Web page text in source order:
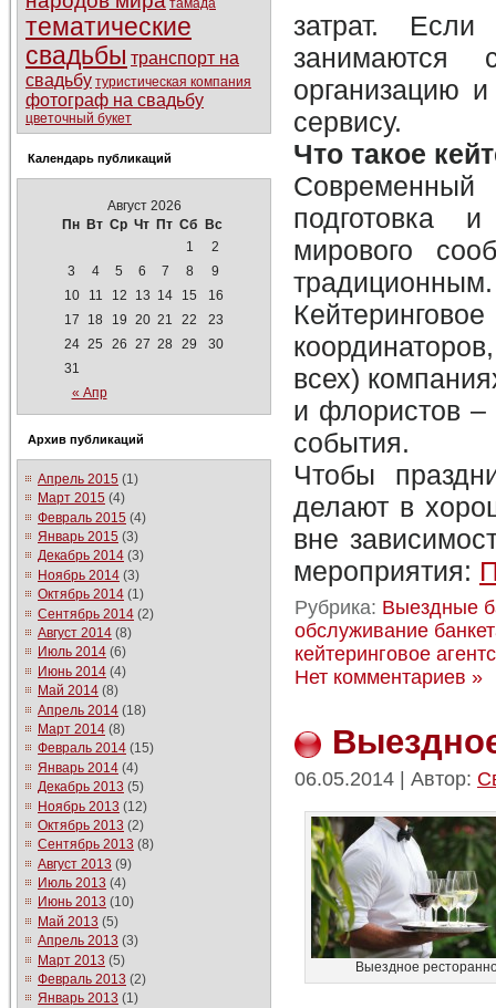
тамада
тематические
свадьбы транспорт на
свадьбу туристическая компания
фотограф на свадьбу
цветочный букет
Календарь публикаций
Август 2026
Пн
Вт Ср Чт Пт Сб Вс
« Апр
1
2
3
4 5 6 7 8
9
10
11 12 13 14 15
16
17
18 19 20 21 22
23
24 25 26 27 28 29
30
31
Архив публикаций
Апрель 2015 (1)
Март 2015 (4)
Февраль 2015 (4)
Январь 2015 (3)
Декабрь 2014 (3)
Ноябрь 2014 (3)
Октябрь 2014 (1)
Сентябрь 2014 (2)
Август 2014 (8)
Июль 2014 (6)
Июнь 2014 (4)
Май 2014 (8)
Апрель 2014 (18)
Март 2014 (8)
Февраль 2014 (15)
Январь 2014 (4)
Декабрь 2013 (5)
Ноябрь 2013 (12)
Октябрь 2013 (2)
Сентябрь 2013 (8)
Август 2013 (9)
Июль 2013 (4)
Июнь 2013 (10)
Май 2013 (5)
Апрель 2013 (3)
Март 2013 (5)
Февраль 2013 (2)
Январь 2013 (1)
затрат.
занимаются
организацию
сервису.
Что такое
Современный
подготовка
мирового
традиционным.
всех)
и флористов –
события.
Чтобы
делают в
вне
мероприятия:
Рубрика: Выездные
обслуживание
кейтеринговое
Нет комментариев »
06.05.2014 | Автор:
Выездное